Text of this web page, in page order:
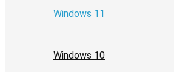
Windows 11
Windows 10